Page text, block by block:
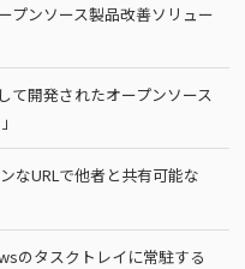
プンソース製品改善ソリュー
開発されたオープンソース
なURLで他者と共有可能な
のタスクトレイに常駐する